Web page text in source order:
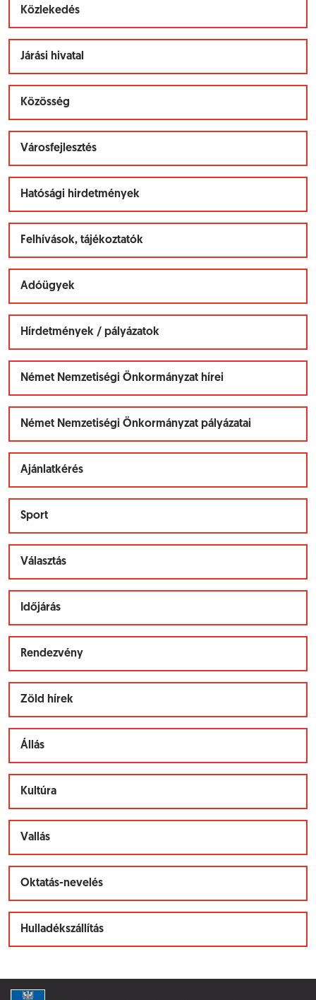
Közlekedés
Járási hivatal
Közösség
Városfejlesztés
Hatósági hirdetmények
Felhívások, tájékoztatók
Adóügyek
Hírdetmények / pályázatok
Német Nemzetiségi Önkormányzat hírei
Német Nemzetiségi Önkormányzat pályázatai
Ajánlatkérés
Sport
Választás
Időjárás
Rendezvény
Zöld hírek
Állás
Kultúra
Vallás
Oktatás-nevelés
Hulladékszállítás